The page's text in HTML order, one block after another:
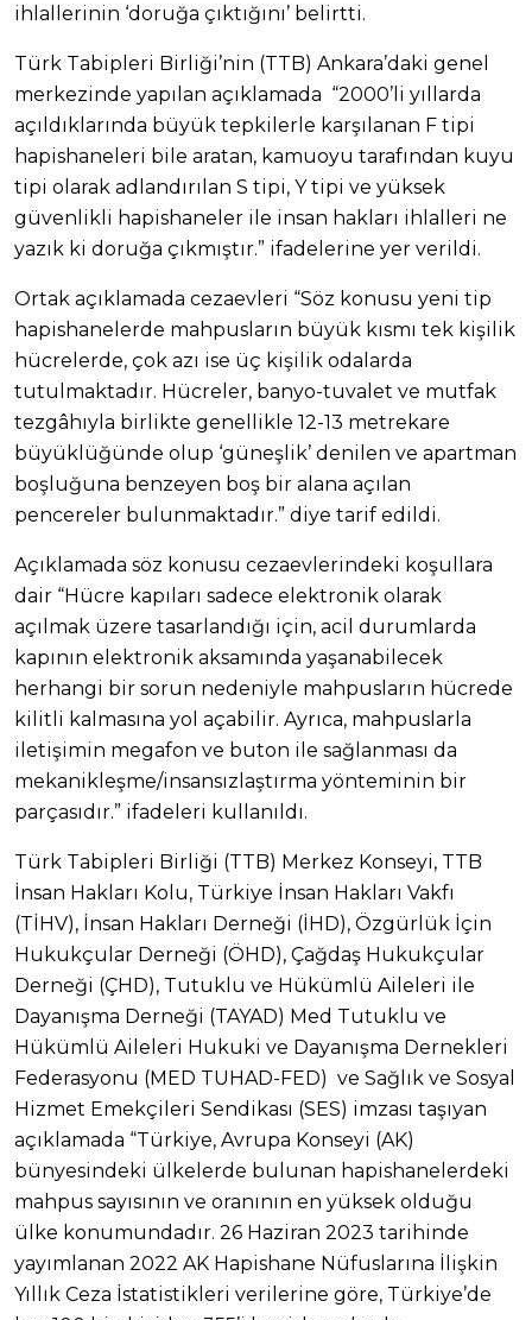
ihlallerinin ‘doruğa çıktığını’ belirtti.
Türk Tabipleri Birliği’nin (TTB) Ankara’daki genel
merkezinde yapılan açıklamada “2000’li yıllarda
açıldıklarında büyük tepkilerle karşılanan F tipi
hapishaneleri bile aratan, kamuoyu tarafından kuyu
tipi olarak adlandırılan S tipi, Y tipi ve yüksek
güvenlikli hapishaneler ile insan hakları ihlalleri ne
yazık ki doruğa çıkmıştır.” ifadelerine yer verildi.
Ortak açıklamada cezaevleri “Söz konusu yeni tip
hapishanelerde mahpusların büyük kısmı tek kişilik
hücrelerde, çok azı ise üç kişilik odalarda
tutulmaktadır. Hücreler, banyo-tuvalet ve mutfak
tezgâhıyla birlikte genellikle 12-13 metrekare
büyüklüğünde olup ‘güneşlik’ denilen ve apartman
boşluğuna benzeyen boş bir alana açılan
pencereler bulunmaktadır.” diye tarif edildi.
Açıklamada söz konusu cezaevlerindeki koşullara
dair “Hücre kapıları sadece elektronik olarak
açılmak üzere tasarlandığı için, acil durumlarda
kapının elektronik aksamında yaşanabilecek
herhangi bir sorun nedeniyle mahpusların hücrede
kilitli kalmasına yol açabilir. Ayrıca, mahpuslarla
iletişimin megafon ve buton ile sağlanması da
mekanikleşme/insansızlaştırma yönteminin bir
parçasıdır.” ifadeleri kullanıldı.
Türk Tabipleri Birliği (TTB) Merkez Konseyi, TTB
İnsan Hakları Kolu, Türkiye İnsan Hakları Vakfı
(TİHV), İnsan Hakları Derneği (İHD), Özgürlük İçin
Hukukçular Derneği (ÖHD), Çağdaş Hukukçular
Derneği (ÇHD), Tutuklu ve Hükümlü Aileleri ile
Dayanışma Derneği (TAYAD) Med Tutuklu ve
Hükümlü Aileleri Hukuki ve Dayanışma Dernekleri
Federasyonu (MED TUHAD-FED) ve Sağlık ve Sosyal
Hizmet Emekçileri Sendikası (SES) imzası taşıyan
açıklamada “Türkiye, Avrupa Konseyi (AK)
bünyesindeki ülkelerde bulunan hapishanelerdeki
mahpus sayısının ve oranının en yüksek olduğu
ülke konumundadır. 26 Haziran 2023 tarihinde
yayımlanan 2022 AK Hapishane Nüfuslarına İlişkin
Yıllık Ceza İstatistikleri verilerine göre, Türkiye’de